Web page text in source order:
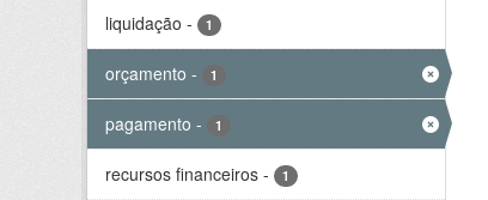
liquidação - 1
orçamento - 1
pagamento - 1
recursos financeiros - 1